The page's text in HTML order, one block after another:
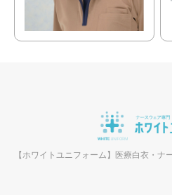
【ホワイトユニフォーム】医療白衣・ナ